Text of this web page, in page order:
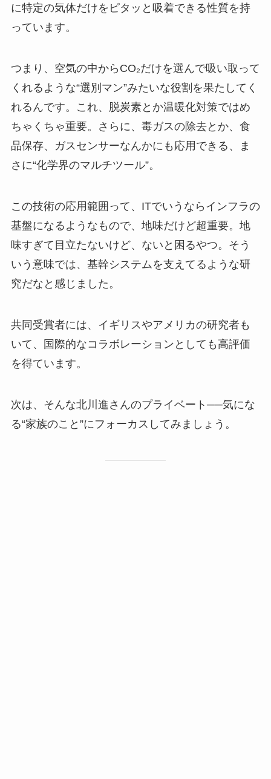
に特定の気体だけをピタッと吸着できる性質を持
っています。
つまり、空気の中からCO₂だけを選んで吸い取って
くれるような“選別マン”みたいな役割を果たしてく
れるんです。これ、脱炭素とか温暖化対策ではめ
ちゃくちゃ重要。さらに、毒ガスの除去とか、食
品保存、ガスセンサーなんかにも応用できる、ま
さに“化学界のマルチツール”。
この技術の応用範囲って、ITでいうならインフラの
基盤になるようなもので、地味だけど超重要。地
味すぎて目立たないけど、ないと困るやつ。そう
いう意味では、基幹システムを支えてるような研
究だなと感じました。
共同受賞者には、イギリスやアメリカの研究者も
いて、国際的なコラボレーションとしても高評価
を得ています。
次は、そんな北川進さんのプライベート──気にな
る“家族のこと”にフォーカスしてみましょう。